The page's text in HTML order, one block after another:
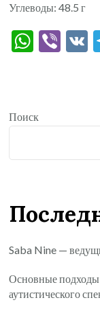
Углеводы: 48.5 г
Поиск
Saba Nine —
Основные подходы
аутистического